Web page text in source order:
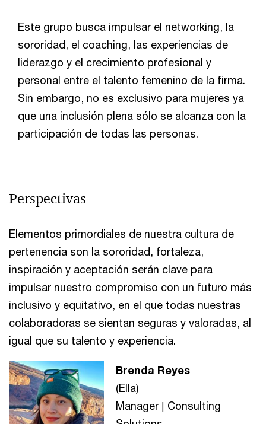
Este grupo busca impulsar el networking, la
sororidad, el coaching, las experiencias de
liderazgo y el crecimiento profesional y
personal entre el talento femenino de la firma.
Sin embargo, no es exclusivo para mujeres ya
que una inclusión plena sólo se alcanza con la
participación de todas las personas.
Perspectivas
Elementos primordiales de nuestra cultura de
pertenencia son la sororidad, fortaleza,
inspiración y aceptación serán clave para
impulsar nuestro compromiso con un futuro más
inclusivo y equitativo, en el que todas nuestras
colaboradoras se sientan seguras y valoradas, al
igual que su talento y experiencia.
Brenda Reyes
(Ella)
Manager | Consulting